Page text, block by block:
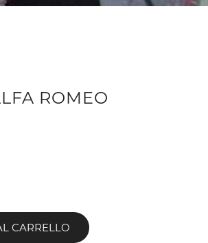
ROMEO
CARRELLO